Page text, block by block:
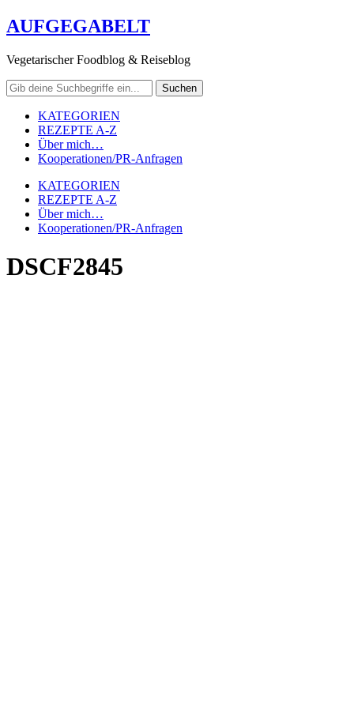
AUFGEGABELT
Vegetarischer Foodblog & Reiseblog
KATEGORIEN
REZEPTE A-Z
Über mich…
Kooperationen/PR-Anfragen
KATEGORIEN
REZEPTE A-Z
Über mich…
Kooperationen/PR-Anfragen
DSCF2845